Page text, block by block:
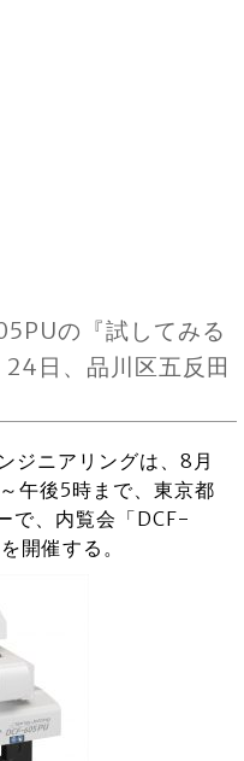
の『試してみる
日、品川区五反田
ジニアリングは、8月
午後5時まで、東京都
で、内覧会「DCF-
開催する。